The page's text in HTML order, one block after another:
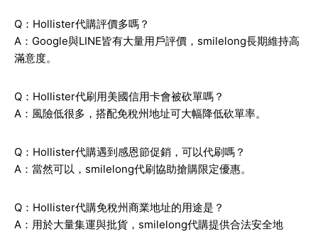
Q：Hollister代購評價多嗎？
A：Google與LINE皆有大量用戶評價，smilelong長期維持高
滿意度。
Q：Hollister代刷用美國信用卡會被砍單嗎？
A：風險低很多，搭配免稅州地址可大幅降低砍單率。
Q：Hollister代購遇到感恩節促銷，可以代刷嗎？
A：當然可以，smilelong代刷協助搶購限定優惠。
Q：Hollister代購免稅州商業地址的用途是？
A：用於大量集運與批貨，smilelong代購提供合法安全地